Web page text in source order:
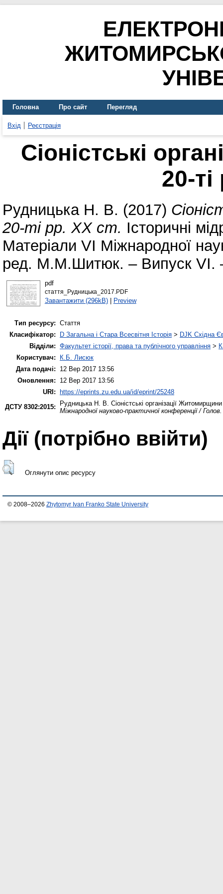
Головна Про сайт Перегляд
Вхід Реєстрація
Сіоністські
20-
Рудницька Н. В. (2017)
20-ті рр. ХХ ст. Історичні
Матеріали VІ Міжнародної
ред. М.М.Шитюк. – Випуск VІ.
pdf
стаття_Рудницька_2017.PDF
Завантажити (296kB)| Preview
Тип ресурсу: Стаття
Класифікатор:
D Загальна і Стара Всесвітня Історія > DJK Східна
Відділи: Факультет історії, права та публічного управління >
Користувач:
К.Б. Лисюк
Дата подачі:
12 Вер 2017 13:56
Оновлення:
12 Вер 2017 13:56
URI:
https://eprints.zu.edu.ua/id/eprint/25248
ДСТУ 8302:2015:
Рудницька Н. В. Сіоністські організації
Міжнародної науково-практичної конференції /
Дії ​​(потрібно ввійти)
Оглянути опис ресурсу
© 2008–2026 Zhytomyr Ivan Franko State University